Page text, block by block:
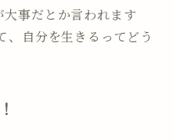
事だとか言われます
、自分を生きるってどう